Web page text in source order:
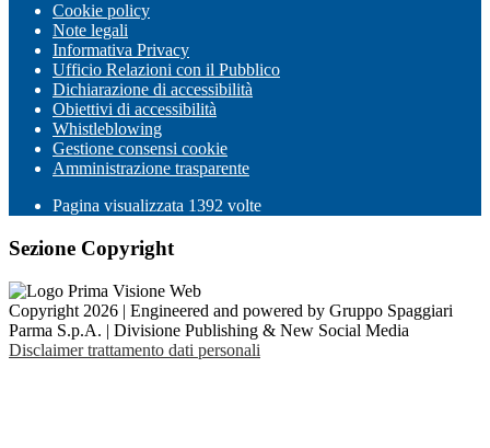
Cookie policy
Note legali
Informativa Privacy
Ufficio Relazioni con il Pubblico
Dichiarazione di accessibilità
Obiettivi di accessibilità
Whistleblowing
Gestione consensi cookie
Amministrazione trasparente
Pagina visualizzata 1392 volte
Sezione Copyright
Copyright 2026 | Engineered and powered by Gruppo Spaggiari
Parma S.p.A. | Divisione Publishing & New Social Media
Disclaimer trattamento dati personali